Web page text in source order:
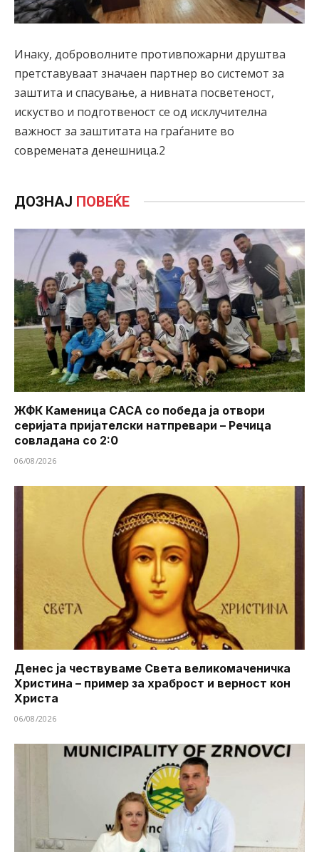
Инаку, доброволните противпожарни друштва
претставуваат значаен партнер во системот за
заштита и спасување, а нивната посветеност,
искуство и подготвеност се од исклучителна
важност за заштитата на граѓаните во
современата денешница.2
ДОЗНАЈ ПОВЕЌЕ
ЖФК Каменица САСА со победа ја отвори
серијата пријателски натпревари – Речица
совладана со 2:0
06/08/2026
Денес ја чествуваме Света великомаченичка
Христина – пример за храброст и верност кон
Христа
06/08/2026